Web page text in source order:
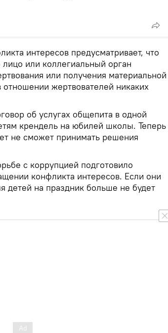
интересов предусматривает, что
или коллегиальный орган
или получения материальной
жертвователей никаких
об услугах общепита в одной
крендель на юбилей школы. Теперь
не сможет принимать решения
с коррупцией подготовило
конфликта интересов. Если они
детей на праздник больше не будет